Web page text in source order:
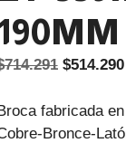
714.291 El
original
era:
$514.290
fabricada
Bronce-